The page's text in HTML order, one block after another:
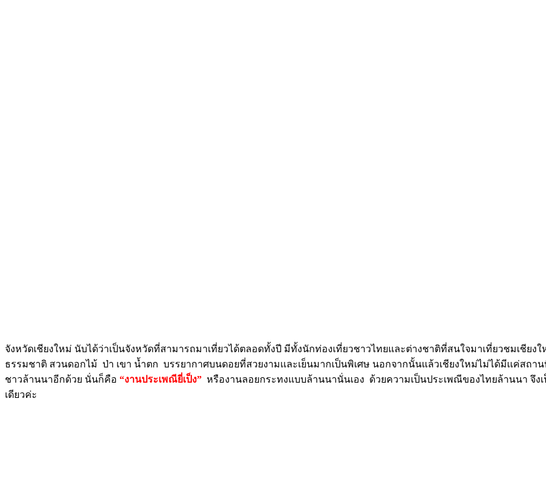
จังหวัดเชียงใหม่ นับได้ว่าเป็นจังหวัดที่สามารถมาเที่ยวได้ตลอดทั้งปี มีทั้งนักท่องเที่ยวชาวไทยและต่างชาติที่สนใจมาเที่ยวชมเชี
ธรรมชาติ สวนดอกไม้ ป่า เขา น้ำตก บรรยากาศบนดอยที่สวยงามเเละเย็นมากเป็นพิเศษ นอกจากนั้นแล้วเชียงใหม่ไม่ได้มีเเค่สถา
ชาวล้านนาอีกด้วย นั่นก็คือ “งานประเพณียี่เป็ง” หรืองานลอยกระทงแบบล้านนานั่นเอง ด้วยความเป็นประเพณีของไทยล้านนา จึง
เดียวค่ะ